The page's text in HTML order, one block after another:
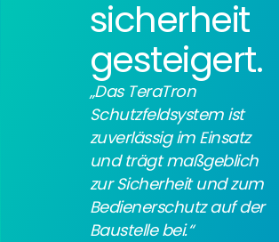
sicherheit
gesteigert.
„Das TeraTron
Schutzfeldsystem ist
zuverlässig im Einsatz
und trägt maßgeblich
zur Sicherheit und zum
Bedienerschutz auf der
Baustelle bei.“